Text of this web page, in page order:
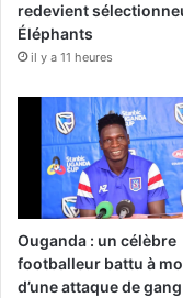
redevient
Éléphants
il y a 11 heures
Ouganda : un célèbre
footballeur battu à
d’une attaque de